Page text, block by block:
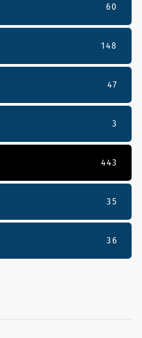
60
148
47
3
443
35
36